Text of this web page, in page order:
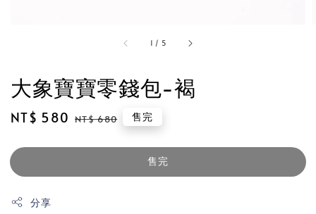
1 / 5
大象寶寶零錢包-褐
Sale
NT$ 580 Regular
NT$ 680 售完
售完
分享